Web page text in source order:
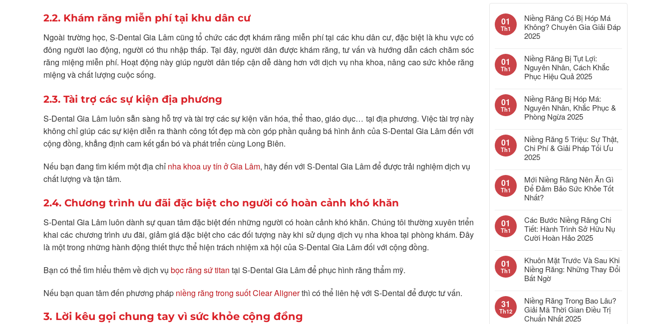
2.2. Khám răng miễn phí tại khu dân cư
Ngoài trường học, S-Dental Gia Lâm cũng tổ chức các đợt khám răng miễn phí tại các khu dân cư, đặc biệt là khu vực có
đông người lao động, người có thu nhập thấp. Tại đây, người dân được khám răng, tư vấn và hướng dẫn cách chăm sóc
răng miệng miễn phí. Hoạt động này giúp người dân tiếp cận dễ dàng hơn với dịch vụ nha khoa, nâng cao sức khỏe răng
miệng và chất lượng cuộc sống.
2.3. Tài trợ các sự kiện địa phương
S-Dental Gia Lâm luôn sẵn sàng hỗ trợ và tài trợ các sự kiện văn hóa, thể thao, giáo dục… tại địa phương. Việc tài trợ này
không chỉ giúp các sự kiện diễn ra thành công tốt đẹp mà còn góp phần quảng bá hình ảnh của S-Dental Gia Lâm đến với
cộng đồng, khẳng định cam kết gắn bó và phát triển cùng Long Biên.
Nếu bạn đang tìm kiếm một địa chỉ nha khoa uy tín ở Gia Lâm, hãy đến với S-Dental Gia Lâm để được trải nghiệm dịch vụ
chất lượng và tận tâm.
2.4. Chương trình ưu đãi đặc biệt cho người có hoàn cảnh khó khăn
S-Dental Gia Lâm luôn dành sự quan tâm đặc biệt đến những người có hoàn cảnh khó khăn. Chúng tôi thường xuyên triển
khai các chương trình ưu đãi, giảm giá đặc biệt cho các đối tượng này khi sử dụng dịch vụ nha khoa tại phòng khám. Đây
là một trong những hành động thiết thực thể hiện trách nhiệm xã hội của S-Dental Gia Lâm đối với cộng đồng.
Bạn có thể tìm hiểu thêm về dịch vụ bọc răng sứ titan tại S-Dental Gia Lâm để phục hình răng thẩm mỹ.
Nếu bạn quan tâm đến phương pháp niềng răng trong suốt Clear Alignerthì có thể liên hệ với S-Dental để được tư vấn.
3. Lời kêu gọi chung tay vì sức khỏe cộng đồng
01
Th1
Niềng Răng Có Bị Hóp Má
Không? Chuyên Gia Giải Đáp
2025
01
Th1
Niềng Răng Bị Tụt Lợi:
Nguyên Nhân, Cách Khắc
Phục Hiệu Quả 2025
01
Th1
Niềng Răng Bị Hóp Má:
Nguyên Nhân, Khắc Phục &
Phòng Ngừa 2025
01
Th1
Niềng Răng 5 Triệu: Sự Thật,
Chi Phí & Giải Pháp Tối Ưu
2025
01
Th1
Mới Niềng Răng Nên Ăn Gì
Để Đảm Bảo Sức Khỏe Tốt
Nhất?
01
Th1
Các Bước Niềng Răng Chi
Tiết: Hành Trình Sở Hữu Nụ
Cười Hoàn Hảo 2025
01
Th1
Khuôn Mặt Trước Và Sau Khi
Niềng Răng: Những Thay Đổi
Bất Ngờ
31
Th12
Niềng Răng Trong Bao Lâu?
Giải Mã Thời Gian Điều Trị
Chuẩn Nhất 2025